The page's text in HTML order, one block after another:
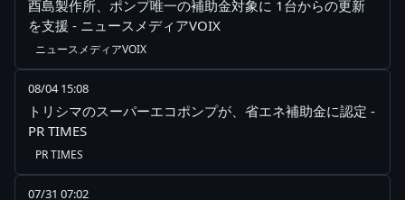
酉島製作所、ポンプ唯一の補助金対象に 1台からの更新
を支援 - ニュースメディアVOIX
ニュースメディアVOIX
08/04 15:08
トリシマのスーパーエコポンプが、省エネ補助金に認定 -
PR TIMES
PR TIMES
07/31 07:02